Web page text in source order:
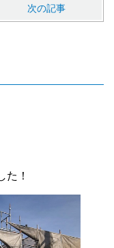
次の記事
た！